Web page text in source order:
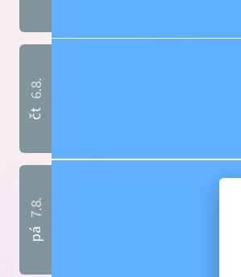
čt
6.8.
pá
7.8.